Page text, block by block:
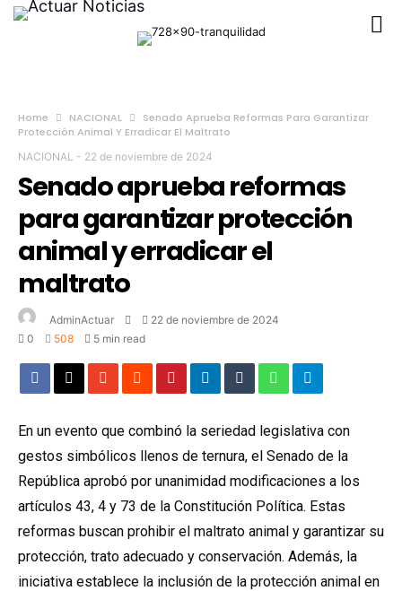
Home NACIONAL
Senado Aprueba Reformas Para Garantizar
Protección Animal Y Erradicar El Maltrato
NACIONAL - 22 de noviembre de 2024
Senado aprueba reformas
para garantizar protección
animal y erradicar el
maltrato
AdminActuar
22 de noviembre de 2024
0
508 5 min read
En un evento que combinó la seriedad legislativa con
gestos simbólicos llenos de ternura, el Senado de la
República aprobó por unanimidad modificaciones a los
artículos 43, 4 y 73 de la Constitución Política. Estas
reformas buscan prohibir el maltrato animal y garantizar su
protección, trato adecuado y conservación. Además, la
iniciativa establece la inclusión de la protección animal en